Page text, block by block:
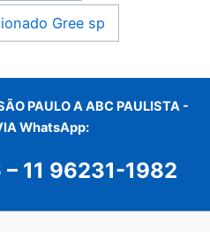
Gree sp
PAULO A ABC PAULISTA -
WhatsApp:
– 11 96231-1982